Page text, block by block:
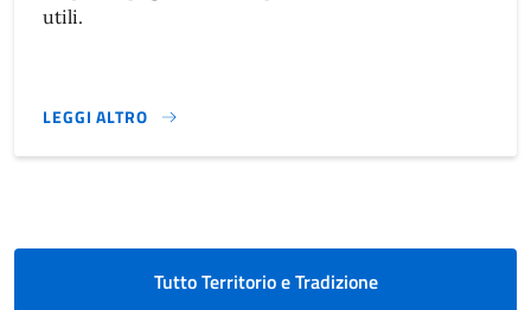
utili.
LEGGI ALTRO
NUMERI UTILI}
Tutto Territorio e Tradizione